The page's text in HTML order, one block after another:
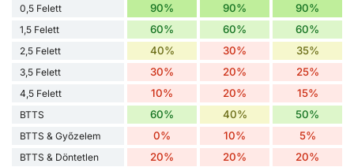
0,5 Felett 90% 90% 90%
1,5 Felett 60% 60% 60%
2,5 Felett 40% 30% 35%
3,5 Felett 30% 20% 25%
4,5 Felett 10% 20% 15%
BTTS 60% 40% 50%
BTTS & Győzelem 0% 10% 5%
BTTS & Döntetlen 20% 20% 20%